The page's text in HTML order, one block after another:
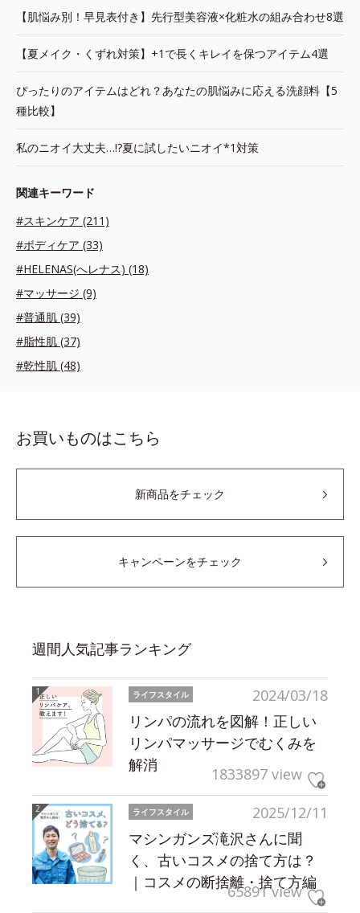
【肌悩み別！早見表付き】先行型美容液×化粧水の組み合わせ8選
【夏メイク・くずれ対策】+1で長くキレイを保つアイテム4選
ぴったりのアイテムはどれ？あなたの肌悩みに応える洗顔料【5
種比較】
私のニオイ大丈夫…!?夏に試したいニオイ*1対策
関連キーワード
#スキンケア (211)
#ボディケア (33)
#HELENAS(へレナス) (18)
#マッサージ (9)
#普通肌 (39)
#脂性肌 (37)
#乾性肌 (48)
お買いものはこちら
新商品をチェック
キャンペーンをチェック
週間人気記事ランキング
2024/03/18
ライフスタイル
リンパの流れを図解！正しい
リンパマッサージでむくみを
解消
1833897 view
2025/12/11
ライフスタイル
マシンガンズ滝沢さんに聞
く、古いコスメの捨て方は？
｜コスメの断捨離・捨て方編
65891 view